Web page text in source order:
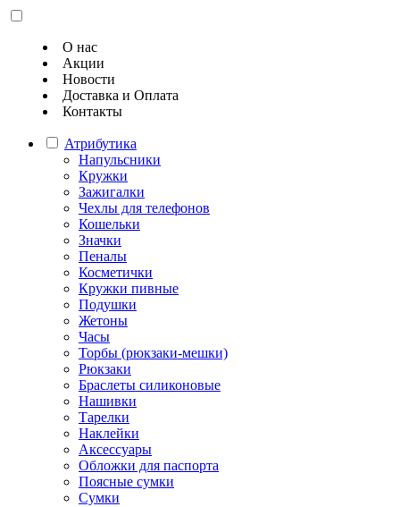
О нас
Акции
Новости
Доставка и Оплата
Контакты
Атрибутика
Напульсники
Кружки
Зажигалки
Чехлы для телефонов
Кошельки
Значки
Пеналы
Косметички
Кружки пивные
Подушки
Жетоны
Часы
Торбы (рюкзаки-мешки)
Рюкзаки
Браслеты силиконовые
Нашивки
Тарелки
Наклейки
Аксессуары
Обложки для паспорта
Поясные сумки
Сумки